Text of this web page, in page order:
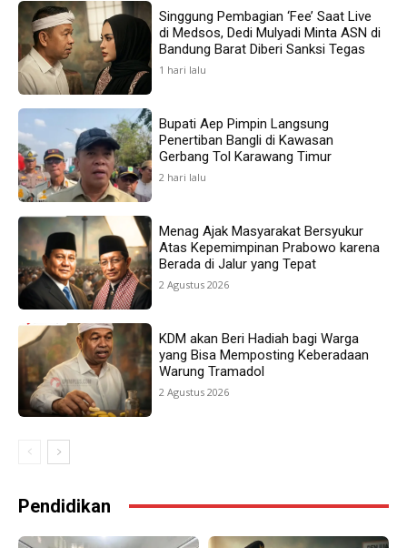
Singgung Pembagian ‘Fee’ Saat Live
di Medsos, Dedi Mulyadi Minta ASN di
Bandung Barat Diberi Sanksi Tegas
1 hari lalu
Bupati Aep Pimpin Langsung
Penertiban Bangli di Kawasan
Gerbang Tol Karawang Timur
2 hari lalu
Menag Ajak Masyarakat Bersyukur
Atas Kepemimpinan Prabowo karena
Berada di Jalur yang Tepat
2 Agustus 2026
KDM akan Beri Hadiah bagi Warga
yang Bisa Memposting Keberadaan
Warung Tramadol
2 Agustus 2026
Pendidikan